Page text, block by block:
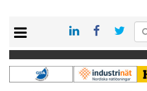
KONTAKT
VÅRA ANDRA MAGASIN